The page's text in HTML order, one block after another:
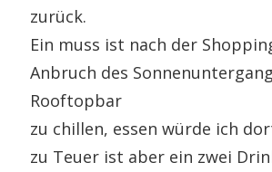
zurück.
Ein muss ist nach der
Anbruch des
Rooftopbar
zu chillen, essen würde ich
zu Teuer ist aber ein zwei